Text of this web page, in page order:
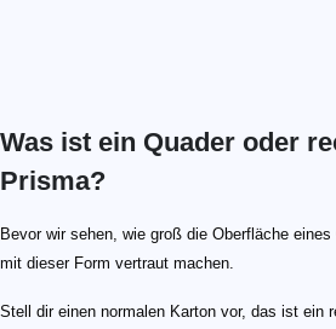
Was ist ein Quader oder
Prisma?
Bevor wir sehen, wie groß die Oberfläche
mit dieser Form vertraut machen.
Stell dir einen normalen Karton vor, das ist ein